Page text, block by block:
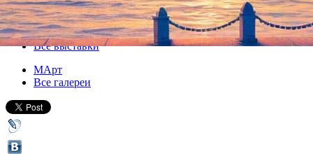
16 марта 2012, пятница-07 апреля 2012, суббота
Версия для печати
Все выставки
МАрт
Все галереи